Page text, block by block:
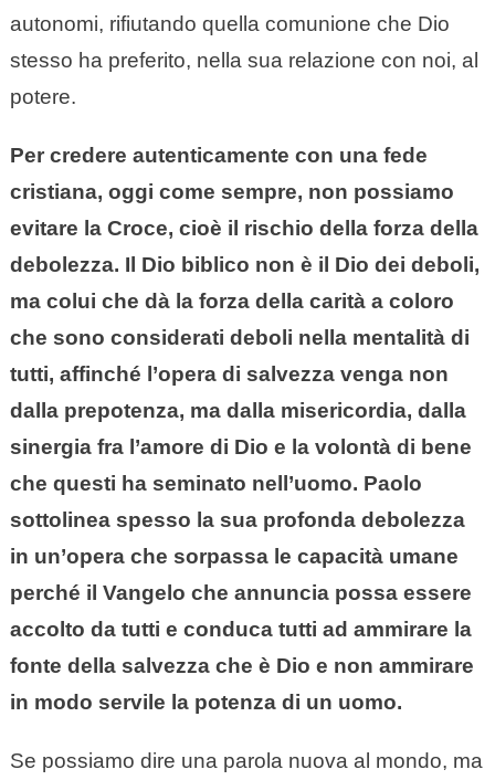
autonomi, rifiutando quella comunione che Dio
stesso ha preferito, nella sua relazione con noi, al
potere.
Per credere autenticamente con una fede
cristiana, oggi come sempre, non possiamo
evitare la Croce, cioè il rischio della forza della
debolezza. Il Dio biblico non è il Dio dei deboli,
ma colui che dà la forza della carità a coloro
che sono considerati deboli nella mentalità di
tutti, affinché l’opera di salvezza venga non
dalla prepotenza, ma dalla misericordia, dalla
sinergia fra l’amore di Dio e la volontà di bene
che questi ha seminato nell’uomo. Paolo
sottolinea spesso la sua profonda debolezza
in un’opera che sorpassa le capacità umane
perché il Vangelo che annuncia possa essere
accolto da tutti e conduca tutti ad ammirare la
fonte della salvezza che è Dio e non ammirare
in modo servile la potenza di un uomo.
Se possiamo dire una parola nuova al mondo, ma